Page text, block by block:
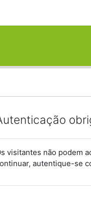
visitantes não podem
autentique-se